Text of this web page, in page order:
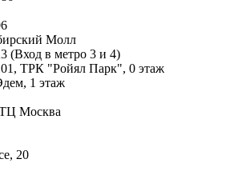
Молл
(Вход в метро 3 и 4)
ТРК "Ройял Парк", 0 этаж
1 этаж
Москва
20